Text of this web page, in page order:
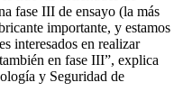
fase III de ensayo (la más
importante, y estamos
interesados en realizar
en fase III”, explica
y Seguridad de